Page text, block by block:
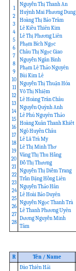
1
2
3
4
5
6
7
8
9
10
11
12
13
14
15
16
17
18
19
20
21
22
23
24
25
26
27
28
Nguyễn Thị Thanh An
Huỳnh Mai Phương Dung
Hoàng Thị Bảo Trâm
Lê Kiều Thiên Kim
Lê Thị Phương Liên
Phạm Bích Ngọc
Châu Thị Ngọc Giao
Nguyễn Ngân Bình
Phạm Lê Thảo Nguyên
Bùi Kim Lê
Nguyễn Thị Thuận Hóa
Võ Thị Nhiệm
Lê Hoàng Trân Châu
Nguyễn Quỳnh Anh
Lê Phú Nguyên Thảo
Hoàng Xuân Thanh Khiết
Ngô Huyền Châu
Lê Lã Trà My
Lê Thị Minh Thơ
Văng Thị Thu Hằng
Đỗ Thị Thương
Nguyễn Thị Diễm Trang
Trần Đặng Hồng Liên
Nguyễn Thảo Hân
Lê Hoài Bảo Duyên
Nguyễn Ngọc Thanh Trà
Lê Thanh Phương Uyên
Dương Nguyễn Minh
Tâm
R Tên / Name
Đào Thiên Hải